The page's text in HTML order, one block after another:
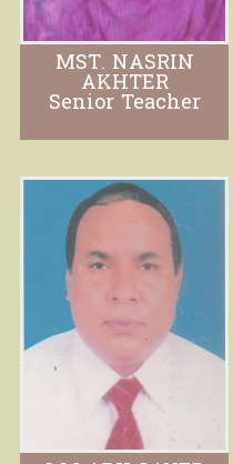
MST. NASRIN
AKHTER
Senior Teacher